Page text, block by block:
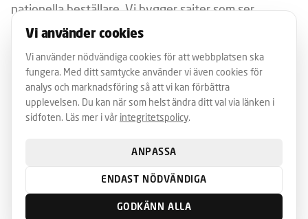
nationella beställare. Vi bygger sajter som ser
professionella ut, laddar snabbt och rankar på rätt
Västra Götaland.
Lokal SEO i Vara handlar om att äga söktermer som
"elektriker Vara", "tandläkare Vara" och liknande
För kulturella aktörer kring Vara Konserthus och
Vi använder cookies
Vi använder nödvändiga cookies för att webbplatsen ska
fungera. Med ditt samtycke använder vi även cookies för
analys och marknadsföring så att vi kan förbättra
upplevelsen. Du kan när som helst ändra ditt val via länken i
sidfoten. Läs mer i vår integritetspolicy.
ANPASSA
ENDAST NÖDVÄNDIGA
GODKÄNN ALLA